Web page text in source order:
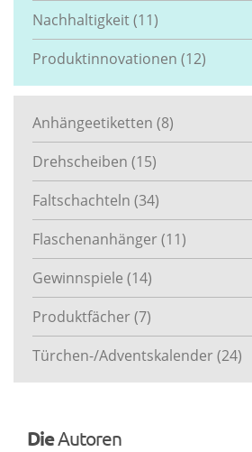
Nachhaltigkeit(11)
Produktinnovationen (12)
Anhängeetiketten (8)
Drehscheiben (15)
Faltschachteln (34)
Flaschenanhänger(11)
Gewinnspiele (14)
Produktfächer(7)
Türchen-/Adventskalender(24)
DieAutoren